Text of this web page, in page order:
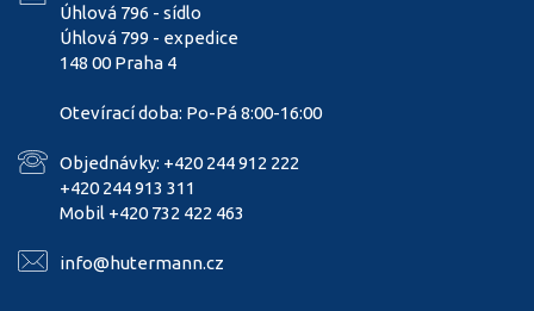
Úhlová 796 - sídlo
Úhlová 799 - expedice
148 00 Praha 4
Otevírací doba: Po-Pá 8:00-16:00
Objednávky: +420 244 912 222
+420 244 913 311
Mobil +420 732 422 463
info@hutermann.cz